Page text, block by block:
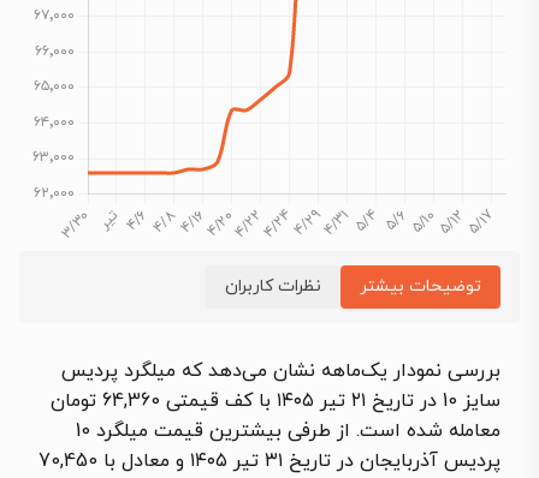
توضیحات بیشتر نظرات کاربران
بررسی نمودار یک‌ماهه نشان می‌دهد که میلگرد پردیس
سایز 10 در تاریخ ۲۱ تیر ۱۴۰۵ با کف قیمتی 64,360 تومان
معامله شده است. از طرفی بیشترین قیمت میلگرد 10
پردیس آذربایجان در تاریخ ۳۱ تیر ۱۴۰۵ و معادل با 70,450